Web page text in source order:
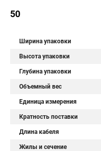
50
Ширина упаковки
Высота упаковки
Глубина упаковки
Объемный вес
Единица измерения
Кратность поставки
Длина кабеля
Жилы и сечение